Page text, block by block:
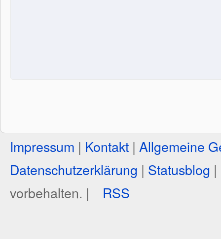
Impressum | Kontakt | Allgemeine
Datenschutzerklärung | Statusblog |
vorbehalten. |
RSS